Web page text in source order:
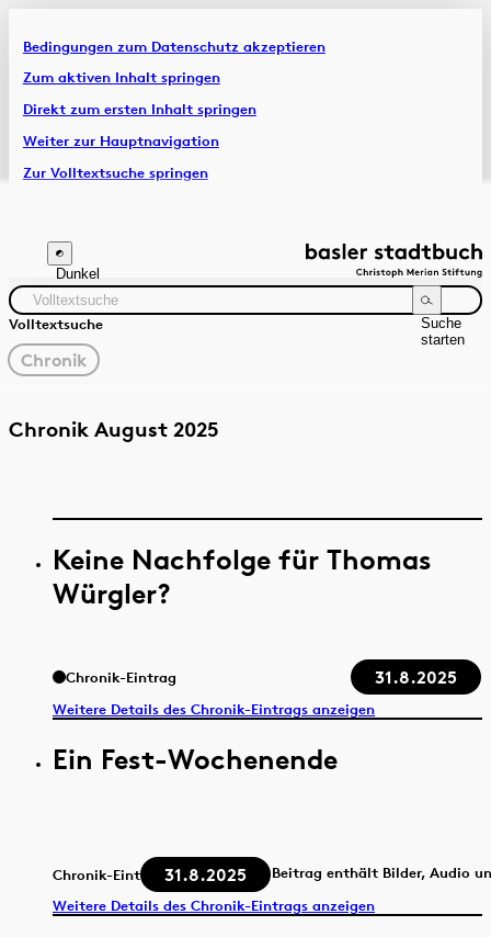
Bedingungen zum Datenschutz akzeptieren
Zum aktiven Inhalt springen
Direkt zum ersten Inhalt springen
Weiter zur Hauptnavigation
Zur Volltextsuche springen
Artikel & Dossiers
Chronik
Dunkel
Volltextsuche
Suche
starten
gewählter
Filter
Chronik
Quelle Zeitraum
Chronik August 2025
Keine Nachfolge für Thomas
Würgler?
Chronik-Eintrag 31.8.2025
Weitere Details des Chronik-Eintrags anzeigen
Ein Fest-Wochenende
Chronik-Eintrag 31.8.2025
Beitrag enthält Bilder, Audio
Weitere Details des Chronik-Eintrags anzeigen